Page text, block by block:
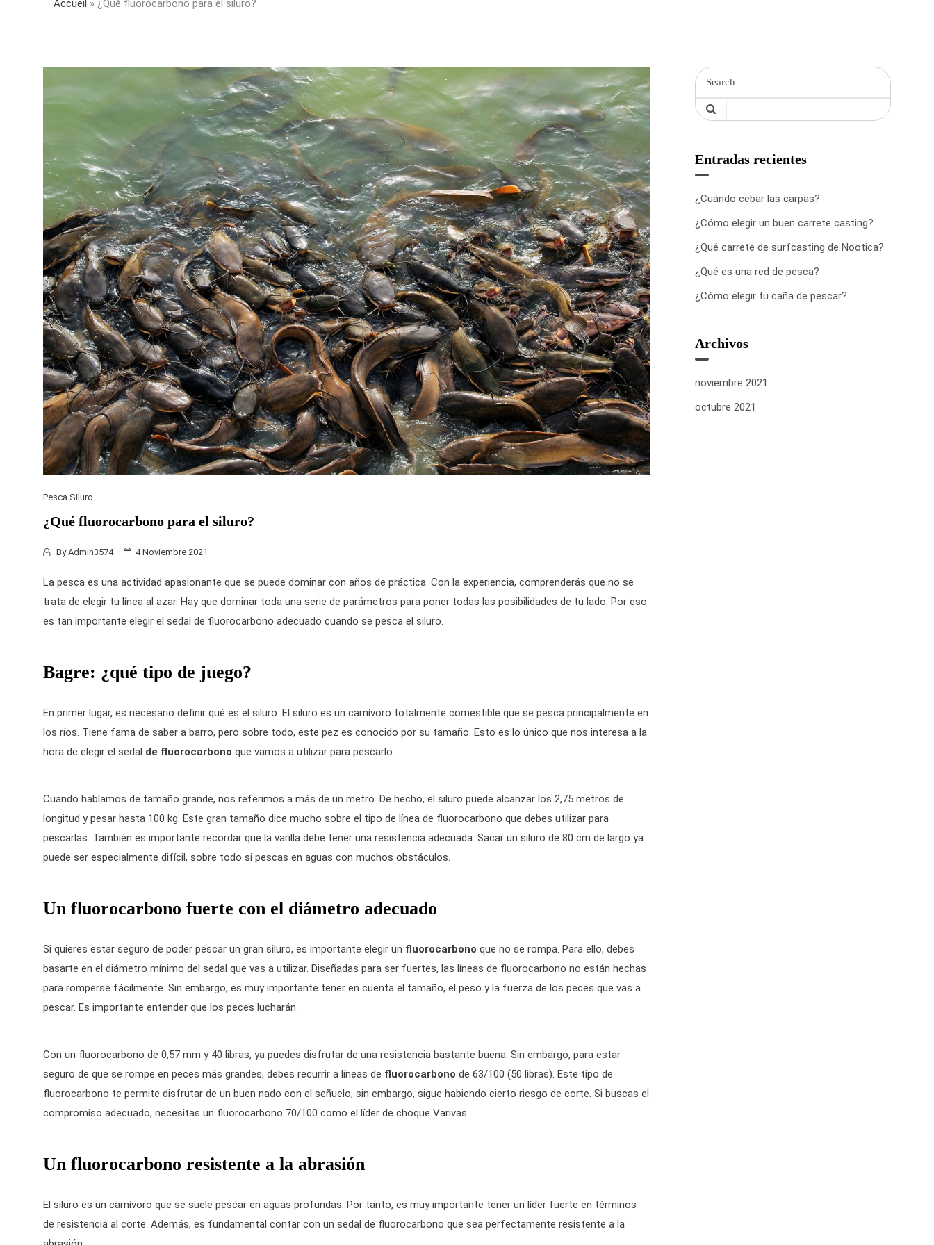
Accueil » ¿Qué fluorocarbono para el siluro?
Pesca Siluro
¿Qué fluorocarbono para el siluro?
ByAdmin3574 4 Noviembre 2021
La pesca es una actividad apasionante que se puede dominar con años de práctica. Con la experiencia, comprenderás que no se
trata de elegir tu línea al azar. Hay que dominar toda una serie de parámetros para poner todas las posibilidades de tu lado. Por eso
es tan importante elegir el sedal de fluorocarbono adecuado cuando se pesca el siluro.
Bagre: ¿qué tipo de juego?
En primer lugar, es necesario definir qué es el siluro. El siluro es un carnívoro totalmente comestible que se pesca principalmente en
los ríos. Tiene fama de saber a barro, pero sobre todo, este pez es conocido por su tamaño. Esto es lo único que nos interesa a la
hora de elegir el sedal de fluorocarbono que vamos a utilizar para pescarlo.
Cuando hablamos de tamaño grande, nos referimos a más de un metro. De hecho, el siluro puede alcanzar los 2,75 metros de
longitud y pesar hasta 100 kg. Este gran tamaño dice mucho sobre el tipo de línea de fluorocarbono que debes utilizar para
pescarlas. También es importante recordar que la varilla debe tener una resistencia adecuada. Sacar un siluro de 80 cm de largo ya
puede ser especialmente difícil, sobre todo si pescas en aguas con muchos obstáculos.
Un fluorocarbono fuerte con el diámetro adecuado
Si quieres estar seguro de poder pescar un gran siluro, es importante elegir un fluorocarbono que no se rompa. Para ello, debes
basarte en el diámetro mínimo del sedal que vas a utilizar. Diseñadas para ser fuertes, las líneas de fluorocarbono no están hechas
para romperse fácilmente. Sin embargo, es muy importante tener en cuenta el tamaño, el peso y la fuerza de los peces que vas a
pescar. Es importante entender que los peces lucharán.
Con un fluorocarbono de 0,57 mm y 40 libras, ya puedes disfrutar de una resistencia bastante buena. Sin embargo, para estar
seguro de que se rompe en peces más grandes, debes recurrir a líneas de fluorocarbono de 63/100 (50 libras). Este tipo de
fluorocarbono te permite disfrutar de un buen nado con el señuelo, sin embargo, sigue habiendo cierto riesgo de corte. Si buscas el
compromiso adecuado, necesitas un fluorocarbono 70/100 como el líder de choque Varivas.
Un fluorocarbono resistente a la abrasión
El siluro es un carnívoro que se suele pescar en aguas profundas. Por tanto, es muy importante tener un líder fuerte en términos
de resistencia al corte. Además, es fundamental contar con un sedal de fluorocarbono que sea perfectamente resistente a la
Entradas recientes
¿Cuándo cebar las carpas?
¿Cómo elegir un buen carrete casting?
¿Qué carrete de surfcasting de Nootica?
¿Qué es una red de pesca?
¿Cómo elegir tu caña de pescar?
Archivos
noviembre 2021
octubre 2021